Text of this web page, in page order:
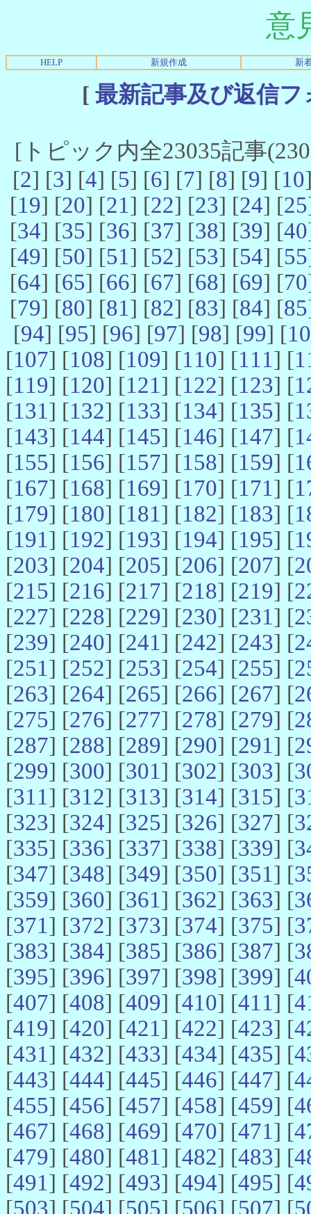
意
HELP 新規作成 新
[ 最新記事及び返信
[トピック内全23035記事
[2] [3] [4] [5] [6] [7] [8] [9] [10
[19] [20] [21] [22] [23] [24] [25
[34] [35] [36] [37] [38] [39] [40
[49] [50] [51] [52] [53] [54] [55
[64] [65] [66] [67] [68] [69] [70
[79] [80] [81] [82] [83] [84] [85
[94] [95] [96] [97] [98] [99] [
[107] [108] [109] [110] [111] [
[119] [120] [121] [122] [123] [
[131] [132] [133] [134] [135] [
[143] [144] [145] [146] [147] [
[155] [156] [157] [158] [159] [
[167] [168] [169] [170] [171] [
[179] [180] [181] [182] [183] [
[191] [192] [193] [194] [195] [
[203] [204] [205] [206] [207] [
[215] [216] [217] [218] [219] [
[227] [228] [229] [230] [231] [
[239] [240] [241] [242] [243] [
[251] [252] [253] [254] [255] [
[263] [264] [265] [266] [267] [
[275] [276] [277] [278] [279] [
[287] [288] [289] [290] [291] [
[299] [300] [301] [302] [303] [
[311] [312] [313] [314] [315] [
[323] [324] [325] [326] [327] [
[335] [336] [337] [338] [339] [
[347] [348] [349] [350] [351] [
[359] [360] [361] [362] [363] [
[371] [372] [373] [374] [375] [
[383] [384] [385] [386] [387] [
[395] [396] [397] [398] [399] [
[407] [408] [409] [410] [411] [
[419] [420] [421] [422] [423] [
[431] [432] [433] [434] [435] [
[443] [444] [445] [446] [447] [
[455] [456] [457] [458] [459] [
[467] [468] [469] [470] [471] [
[479] [480] [481] [482] [483] [
[491] [492] [493] [494] [495] [
[503] [504] [505] [506] [507] [